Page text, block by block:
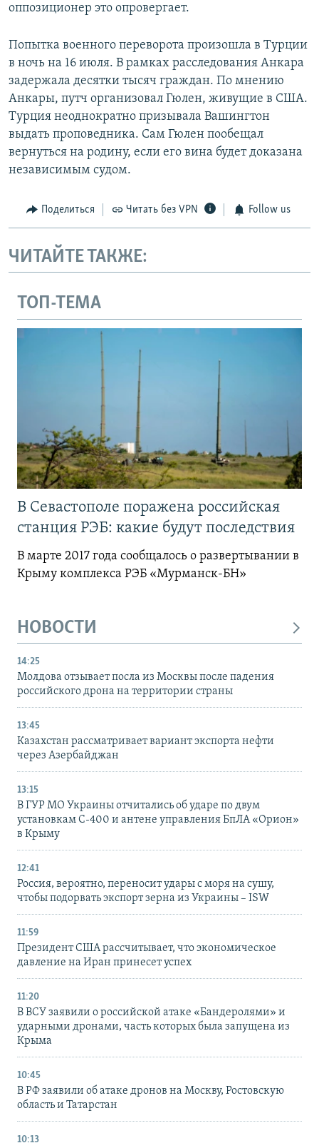
оппозиционер это опровергает.
Попытка военного переворота произошла в Турции
в ночь на 16 июля. В рамках расследования Анкара
задержала десятки тысяч граждан. По мнению
Анкары, путч организовал Гюлен, живущие в США.
Турция неоднократно призывала Вашингтон
выдать проповедника. Сам Гюлен пообещал
вернуться на родину, если его вина будет доказана
независимым судом.
Поделиться Читать без VPN Follow us
ЧИТАЙТЕ ТАКЖЕ:
ТОП-ТЕМА
В Севастополе поражена российская
станция РЭБ: какие будут последствия
В марте 2017 года сообщалось о развертывании в
Крыму комплекса РЭБ «Мурманск-БН»
НОВОСТИ
14:25
Молдова отзывает посла из Москвы после падения
российского дрона на территории страны
13:45
Казахстан рассматривает вариант экспорта нефти
через Азербайджан
13:15
В ГУР МО Украины отчитались об ударе по двум
установкам С-400 и антене управления БпЛА «Орион»
в Крыму
12:41
Россия, вероятно, переносит удары с моря на сушу,
чтобы подорвать экспорт зерна из Украины – ISW
11:59
Президент США рассчитывает, что экономическое
давление на Иран принесет успех
11:20
В ВСУ заявили о российской атаке «Бандеролями» и
ударными дронами, часть которых была запущена из
Крыма
10:45
В РФ заявили об атаке дронов на Москву, Ростовскую
область и Татарстан
10:13